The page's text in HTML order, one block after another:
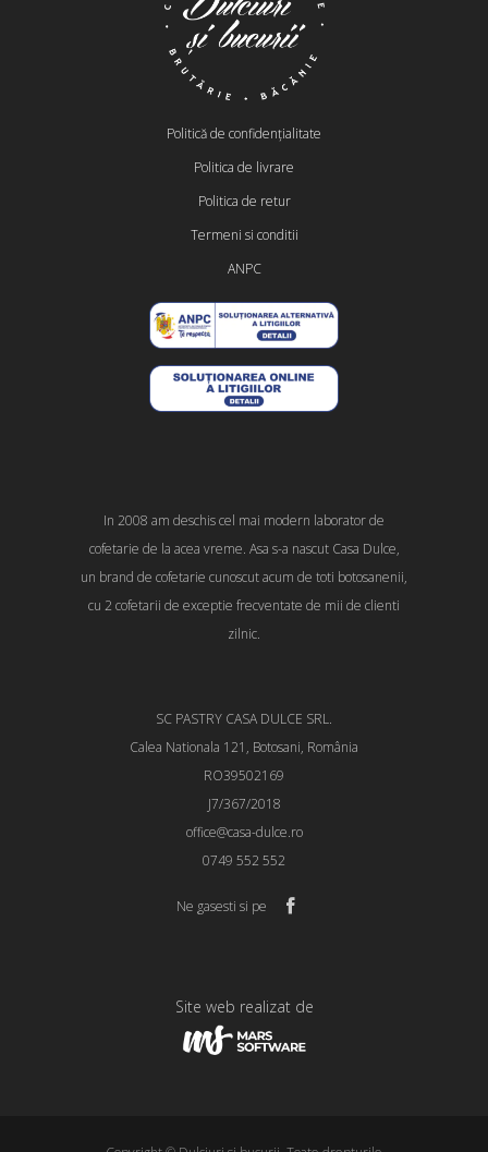
Politică de confidențialitate
Politica de livrare
Politica de retur
Termeni si conditii
ANPC
In 2008 am deschis cel mai modern laborator de
cofetarie de la acea vreme. Asa s-a nascut Casa Dulce,
un brand de cofetarie cunoscut acum de toti botosanenii,
cu 2 cofetarii de exceptie frecventate de mii de clienti
zilnic.
SC PASTRY CASA DULCE SRL.
Calea Nationala 121, Botosani, România
RO39502169
J7/367/2018
office@casa-dulce.ro
0749 552 552
Ne gasesti si pe
Site web realizat de